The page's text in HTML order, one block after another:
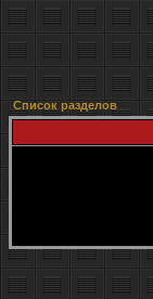
Список разделов